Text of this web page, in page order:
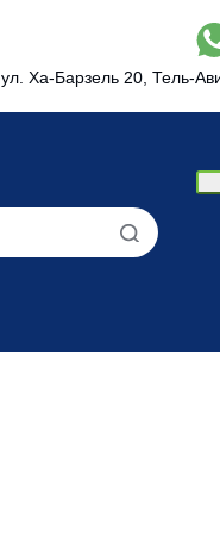
ул. Ха-Барзель 20, Тель-